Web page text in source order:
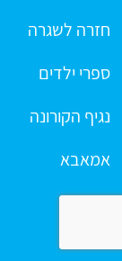
חזרה לשגרה
ספרי ילדים
נגיף הקורונה
אמאבא